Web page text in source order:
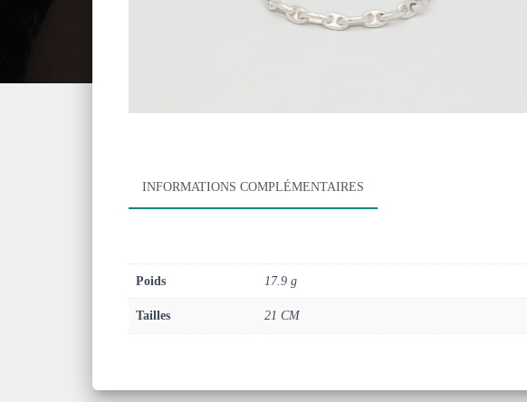
INFORMATIONS COMPLÉMENTAIRES
Poids 17.9 g
Tailles 21 CM